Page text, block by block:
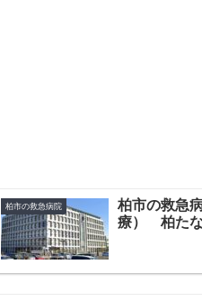
柏市の救急病院
柏市の救急
療） 柏た